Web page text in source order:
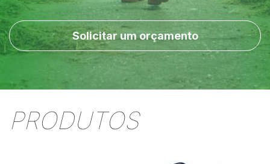
Solicitar um orçamento
PRODUTOS